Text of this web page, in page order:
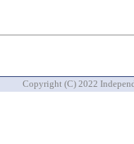
Copyright (C) 2022